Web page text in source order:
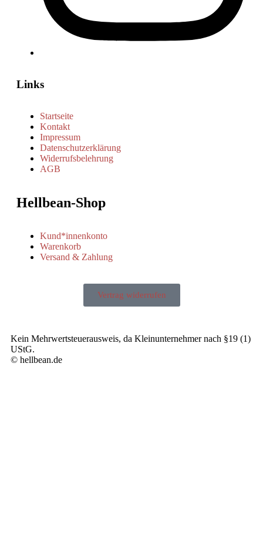
Links
Startseite
Kontakt
Impressum
Datenschutzerklärung
Widerrufsbelehrung
AGB
Hellbean-Shop
Kund*innenkonto
Warenkorb
Versand & Zahlung
Vertrag widerrufen
Kein Mehrwertsteuerausweis, da Kleinunternehmer nach §19 (1)
UStG.
© hellbean.de